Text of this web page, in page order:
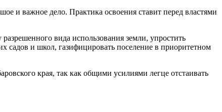
и важное дело. Практика освоения ставит перед властями
вида использования земли, упростить
садов и школ, газифицировать поселение в приоритетном
края, так как общими усилиями легце отстаивать